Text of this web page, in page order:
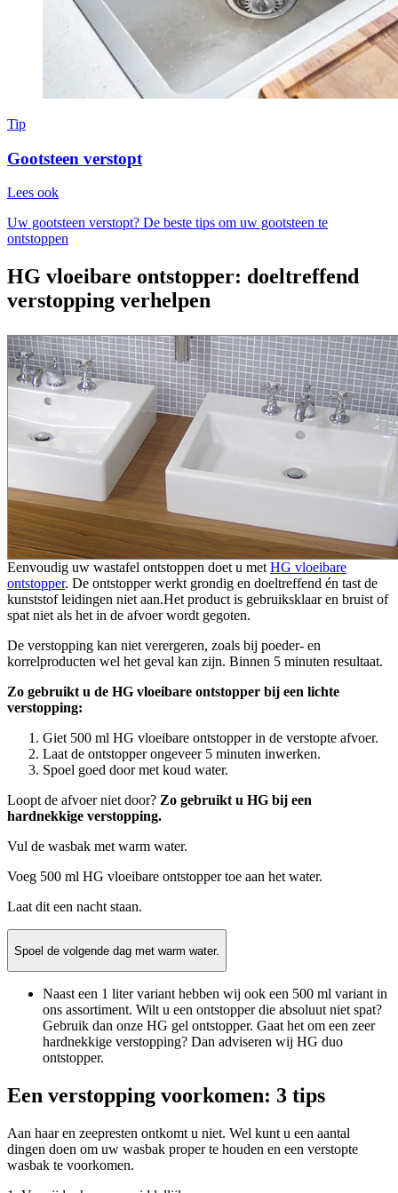
Tip
Gootsteen verstopt
Lees ook
Uw gootsteen verstopt? De beste tips om uw gootsteen te
ontstoppen
HG vloeibare ontstopper: doeltreffend
verstopping verhelpen
Eenvoudig uw wastafel ontstoppen doet u met HG vloeibare
ontstopper. De ontstopper werkt grondig en doeltreffend én tast de
kunststof leidingen niet aan.Het product is gebruiksklaar en bruist of
spat niet als het in de afvoer wordt gegoten.
De verstopping kan niet verergeren, zoals bij poeder- en
korrelproducten wel het geval kan zijn. Binnen 5 minuten resultaat.
Zo gebruikt u de HG vloeibare ontstopper bij een lichte
verstopping:
Giet 500 ml HG vloeibare ontstopper in de verstopte afvoer.
Laat de ontstopper ongeveer 5 minuten inwerken.
Spoel goed door met koud water.
Loopt de afvoer niet door? Zo gebruikt u HG bij een
hardnekkige verstopping.
Vul de wasbak met warm water.
Voeg 500 ml HG vloeibare ontstopper toe aan het water.
Laat dit een nacht staan.
Spoel de volgende dag met warm water.
Naast een 1 liter variant hebben wij ook een 500 ml variant in
ons assortiment. Wilt u een ontstopper die absoluut niet spat?
Gebruik dan onze HG gel ontstopper. Gaat het om een zeer
hardnekkige verstopping? Dan adviseren wij HG duo
ontstopper.
Een verstopping voorkomen: 3 tips
Aan haar en zeepresten ontkomt u niet. Wel kunt u een aantal
dingen doen om uw wasbak proper te houden en een verstopte
wasbak te voorkomen.